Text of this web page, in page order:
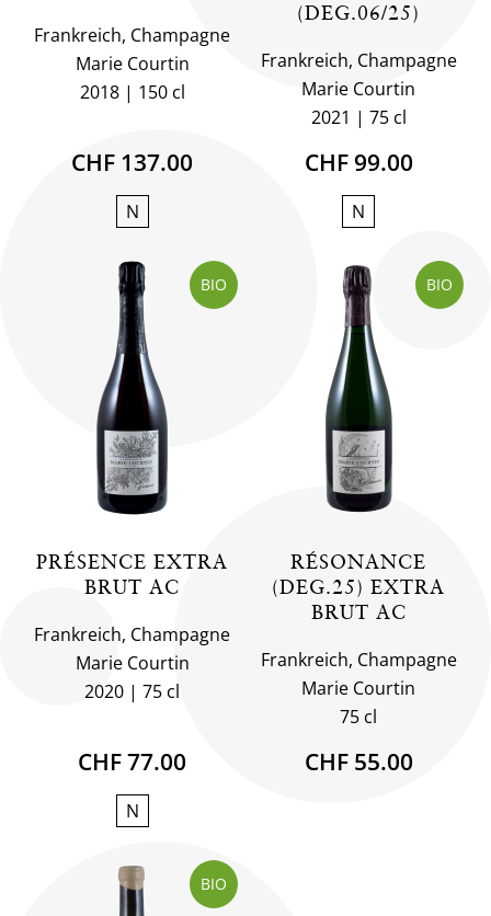
Frankreich, Champagne
Marie Courtin
2018
150 cl
CHF 137.00
N
(DEG.06/25)
Frankreich, Champagne
Marie Courtin
2021
75 cl
CHF 99.00
N
BIO
PRÉSENCE EXTRA
BRUT AC
Frankreich, Champagne
Marie Courtin
2020
75 cl
CHF 77.00
N
BIO
RÉSONANCE
(DEG.25) EXTRA
BRUT AC
Frankreich, Champagne
Marie Courtin
75 cl
CHF 55.00
BIO